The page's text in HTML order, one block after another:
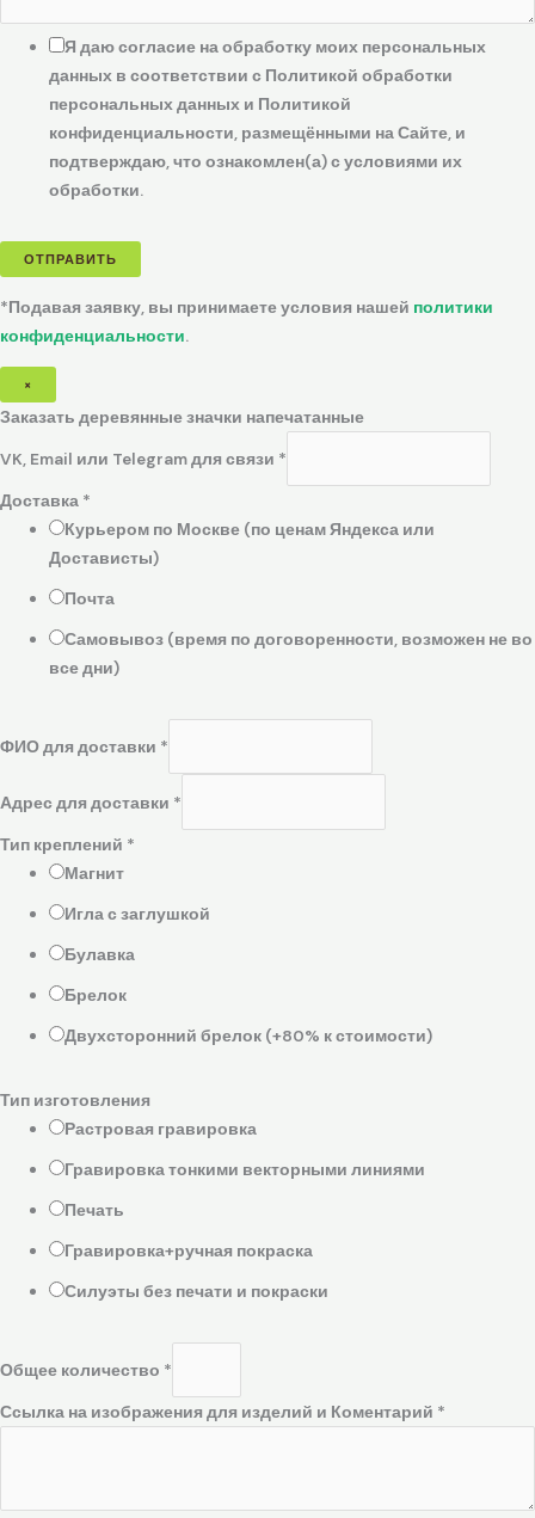
Я даю согласие на обработку моих персональных
данных в соответствии с Политикой обработки
персональных данных и Политикой
конфиденциальности, размещёнными на Сайте, и
подтверждаю, что ознакомлен(а) с условиями их
обработки.
ОТПРАВИТЬ
*Подавая заявку, вы принимаете условия нашей политики
конфиденциальности.
×
Заказать деревянные значки напечатанные
VK, Email или Telegram для связи *
Доставка *
Курьером по Москве (по ценам Яндекса или
Достависты)
Почта
Самовывоз (время по договоренности, возможен не во
все дни)
ФИО для доставки *
Адрес для доставки *
Тип креплений *
Магнит
Игла с заглушкой
Булавка
Брелок
Двухсторонний брелок (+80% к стоимости)
Тип изготовления
Растровая гравировка
Гравировка тонкими векторными линиями
Печать
Гравировка+ручная покраска
Силуэты без печати и покраски
Общее количество *
Ссылка на изображения для изделий и Коментарий *